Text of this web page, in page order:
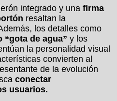
integrado y una firma
resaltan la
los detalles como
de agua” y los
la personalidad visual
convierten al
de la evolución
conectar
usuarios.